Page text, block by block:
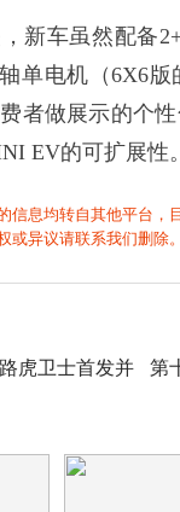
新车虽然配备
单电机（6X6
者做展示的个
EV的可扩展性。
信息均转自其他平台，
或异议请联系我们删除。
虎卫士首发并
第